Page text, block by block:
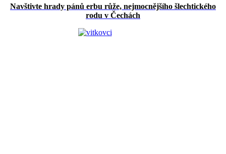
Navštivte hrady pánů erbu růže, nejmocnějšího šlechtického
rodu v Čechách